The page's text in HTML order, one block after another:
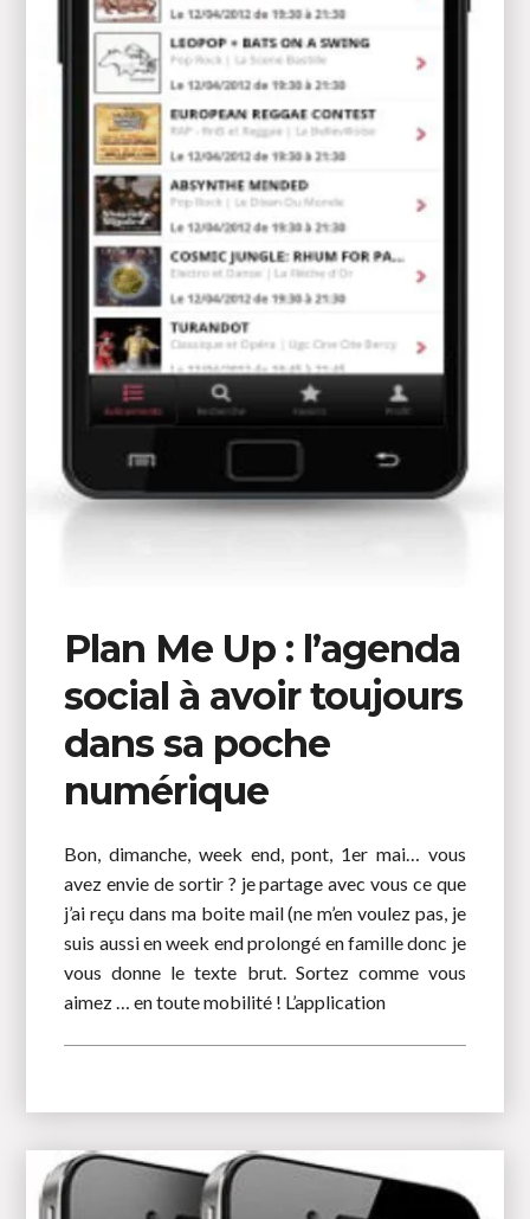
Plan Me Up : l’agenda
social à avoir toujours
dans sa poche
numérique
Bon, dimanche, week end, pont, 1er mai… vous
avez envie de sortir ? je partage avec vous ce que
j’ai reçu dans ma boite mail (ne m’en voulez pas, je
suis aussi en week end prolongé en famille donc je
vous donne le texte brut. Sortez comme vous
aimez … en toute mobilité ! L’application